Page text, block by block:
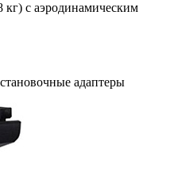
с аэродинамическим
адаптеры